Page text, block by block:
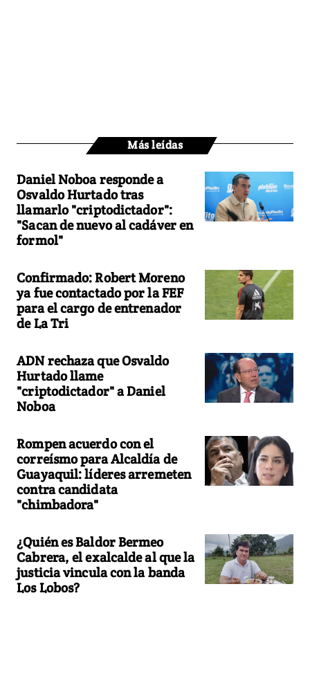
Más leídas
Daniel Noboa responde a
Osvaldo Hurtado tras
llamarlo "criptodictador":
"Sacan de nuevo al cadáver en
formol"
Confirmado: Robert Moreno
ya fue contactado por la FEF
para el cargo de entrenador
de La Tri
ADN rechaza que Osvaldo
Hurtado llame
"criptodictador" a Daniel
Noboa
Rompen acuerdo con el
correísmo para Alcaldía de
Guayaquil: líderes arremeten
contra candidata
"chimbadora"
¿Quién es Baldor Bermeo
Cabrera, el exalcalde al que la
justicia vincula con la banda
Los Lobos?